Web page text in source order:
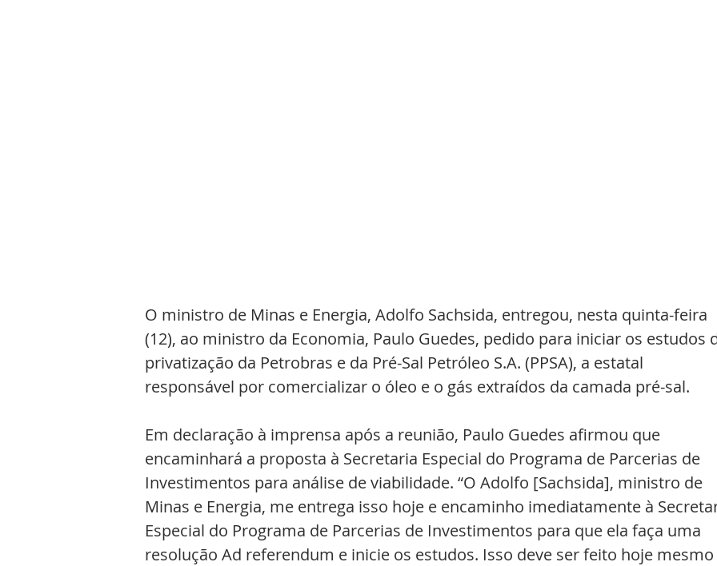
O ministro de Minas e Energia, Adolfo Sachsida, entregou, nesta quinta-feira
(12), ao ministro da Economia, Paulo Guedes, pedido para iniciar os estudos
privatização da Petrobras e da Pré-Sal Petróleo S.A. (PPSA), a estatal
responsável por comercializar o óleo e o gás extraídos da camada pré-sal.
Em declaração à imprensa após a reunião, Paulo Guedes afirmou que
encaminhará a proposta à Secretaria Especial do Programa de Parcerias de
Investimentos para análise de viabilidade. “O Adolfo [Sachsida], ministro de
Minas e Energia, me entrega isso hoje e encaminho imediatamente à
Especial do Programa de Parcerias de Investimentos para que ela faça uma
resolução Ad referendum e inicie os estudos. Isso deve ser feito hoje